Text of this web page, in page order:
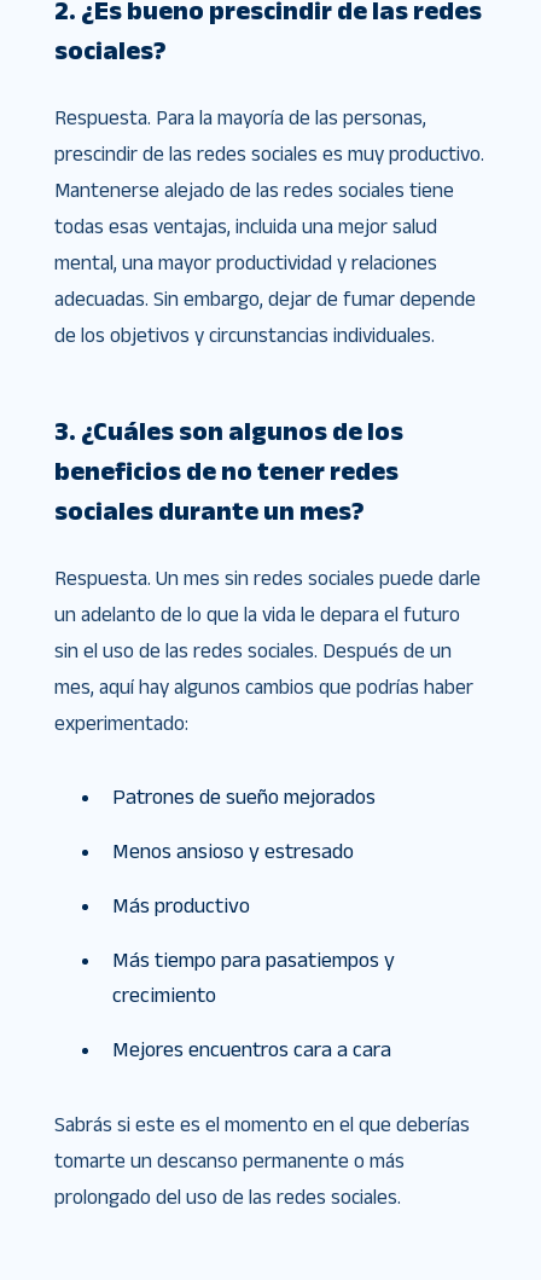
2. ¿Es bueno prescindir de las redes
sociales?
Respuesta. Para la mayoría de las personas,
prescindir de las redes sociales es muy productivo.
Mantenerse alejado de las redes sociales tiene
todas esas ventajas, incluida una mejor salud
mental, una mayor productividad y relaciones
adecuadas. Sin embargo, dejar de fumar depende
de los objetivos y circunstancias individuales.
3. ¿Cuáles son algunos de los
beneficios de no tener redes
sociales durante un mes?
Respuesta. Un mes sin redes sociales puede darle
un adelanto de lo que la vida le depara el futuro
sin el uso de las redes sociales. Después de un
mes, aquí hay algunos cambios que podrías haber
experimentado:
Patrones de sueño mejorados
Menos ansioso y estresado
Más productivo
Más tiempo para pasatiempos y
crecimiento
Mejores encuentros cara a cara
Sabrás si este es el momento en el que deberías
tomarte un descanso permanente o más
prolongado del uso de las redes sociales.